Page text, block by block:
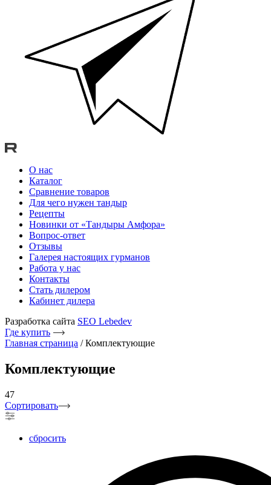
О нас
Каталог
Сравнение товаров
Для чего нужен тандыр
Рецепты
Новинки от «Тандыры Амфора»
Вопрос-ответ
Отзывы
Галерея настоящих гурманов
Работа у нас
Контакты
Стать дилером
Кабинет дилера
Разработка сайта SEO Lebedev
Где купить
Главная страница /Комплектующие
Комплектующие
47
Сортировать
сбросить